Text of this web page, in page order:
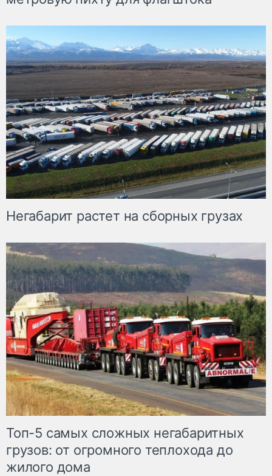
Негабарит растет на сборных грузах
Топ-5 самых сложных негабаритных
грузов: от огромного теплохода до
жилого дома